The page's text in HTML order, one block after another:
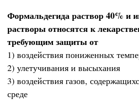
Формальдегида раствор 40% и
растворы относятся к
требующим защиты от
1) воздействия пониженных
2) улетучивания и высыхания
3) воздействия газов,
среде